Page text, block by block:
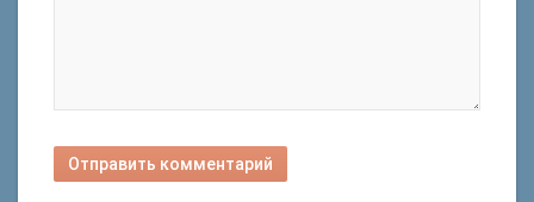
Отправить комментарий